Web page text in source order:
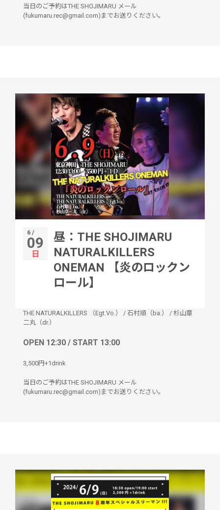
当日のご予約はTHE SHOJIMARU メール
(fukumaru.rec@gmail.com)までお送りください。
6 /
09
日
昼：THE SHOJIMARU
NATURALKILLERS
ONEMAN 【炎のロックン
ロール】
THE NATURALKILLERS （Egt.Vo.） / 石村順（ba.） / 杉山章
二丸（dr.）
OPEN 12:30 / START 13:00
3,500円+1drink
当日のご予約はTHE SHOJIMARU メール
(fukumaru.rec@gmail.com)までお送りください。